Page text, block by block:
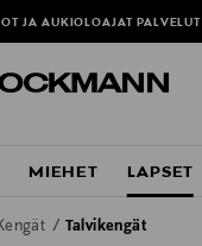
JA AUKIOLOAJAT PALVELUT
MIEHET LAPSET
Talvikengät